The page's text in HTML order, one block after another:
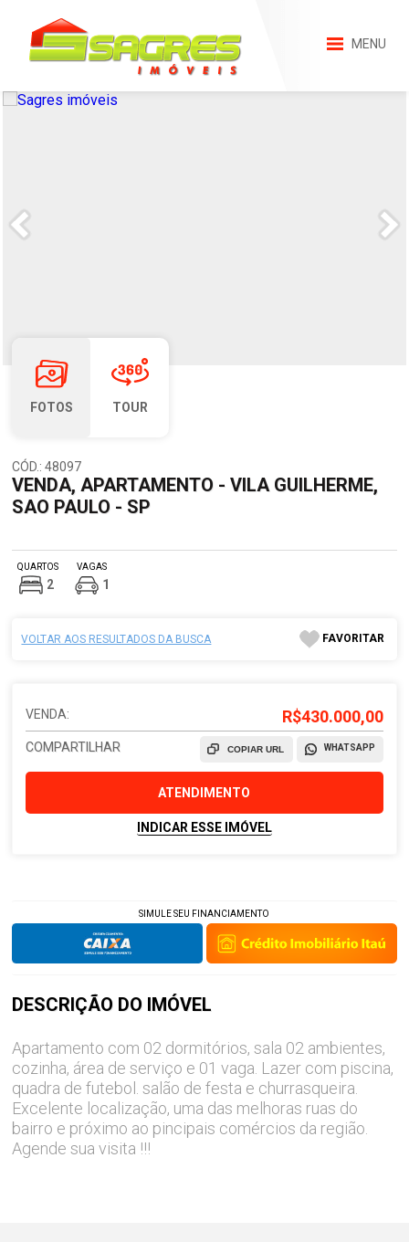
MENU
FOTOS TOUR
CÓD.: 48097
VENDA, APARTAMENTO - VILA GUILHERME,
SAO PAULO - SP
QUARTOS
2
VAGAS
1
VOLTAR AOS RESULTADOS DA BUSCA FAVORITAR
VENDA: R$430.000,00
COMPARTILHAR WHATSAPP
COPIAR URL
ATENDIMENTO
INDICAR ESSE IMÓVEL
SIMULE SEU FINANCIAMENTO
DESCRIÇÃO DO IMÓVEL
Apartamento com 02 dormitórios, sala 02 ambientes,
cozinha, área de serviço e 01 vaga. Lazer com piscina,
quadra de futebol. salão de festa e churrasqueira.
Excelente localização, uma das melhoras ruas do
bairro e próximo ao pincipais comércios da região.
Agende sua visita !!!